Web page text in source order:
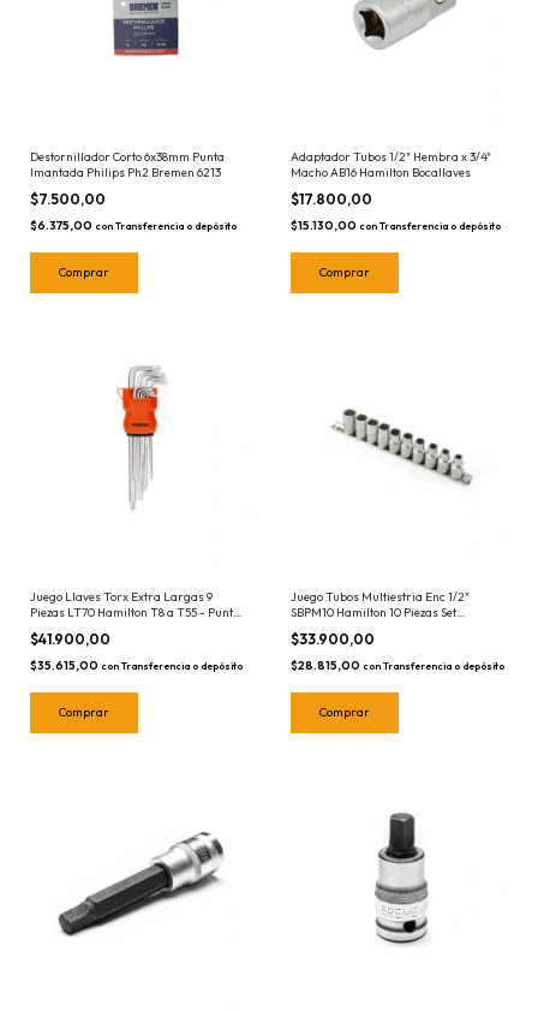
Destornillador Corto 6x38mm Punta
Imantada Philips Ph2 Bremen 6213
$7.500,00
$6.375,00 con Transferencia o depósito
Adaptador Tubos 1/2" Hembra x 3/4"
Macho AB16 Hamilton Bocallaves
$17.800,00
$15.130,00 con Transferencia o depósito
Juego Llaves Torx Extra Largas 9
Piezas LT70 Hamilton T8 a T55 - Punta
Torx Tamper
$41.900,00
$35.615,00 con Transferencia o depósito
Juego Tubos Multiestria Enc 1/2"
SBPM10 Hamilton 10 Piezas Set
Bocallaves 8 a 17mm
$33.900,00
$28.815,00 con Transferencia o depósito